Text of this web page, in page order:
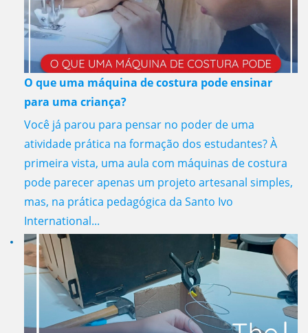
O que uma máquina de costura pode ensinar
para uma criança?
Você já parou para pensar no poder de uma
atividade prática na formação dos estudantes? À
primeira vista, uma aula com máquinas de costura
pode parecer apenas um projeto artesanal simples,
mas, na prática pedagógica da Santo Ivo
International...